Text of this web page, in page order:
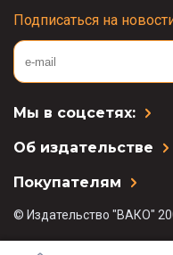
Подписаться на
Мы в соцсетях:
Об издательстве
Покупателям
© Издательство "ВАКО"